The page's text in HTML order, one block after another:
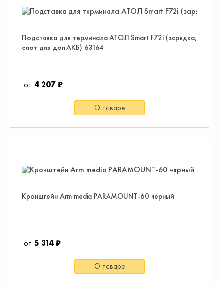
Подставка для терминала АТОЛ Smart F72i (зарядка,
слот для доп.АКБ) 63164
4 207 ₽
О товаре
Кронштейн Arm media PARAMOUNT-60 черный
5 314 ₽
О товаре